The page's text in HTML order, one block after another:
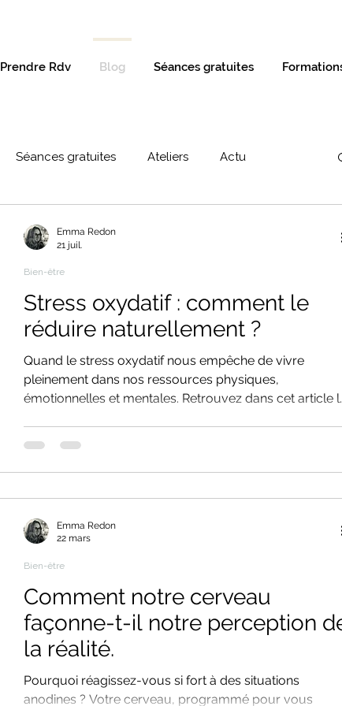
Prendre Rdv Blog Séances gratuites
Séances gratuites Ateliers Actu
Stress oxydatif : comment le
réduire naturellement ?
Quand le stress oxydatif nous empêche de vivre
pleinement dans nos ressources physiques,
émotionnelles et mentales. Retrouvez dans cet article
calmer les facteurs aggravants du stress et en réduire
les effets
Bien-être
Emma Redon
21 juil.
Comment notre cerveau
façonne-t-il notre perception
la réalité.
Pourquoi réagissez-vous si fort à des situations
anodines ? Votre cerveau, programmé pour vous
Bien-être
Emma Redon
22 mars